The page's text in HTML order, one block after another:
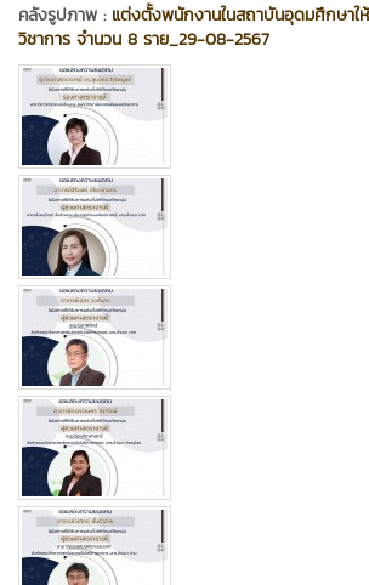
คลังรูปภาพ : แต่งตั้งพนักงานในสถาบันอุดมศึกษาใ
วิชาการ จำนวน 8 ราย_29-08-2567